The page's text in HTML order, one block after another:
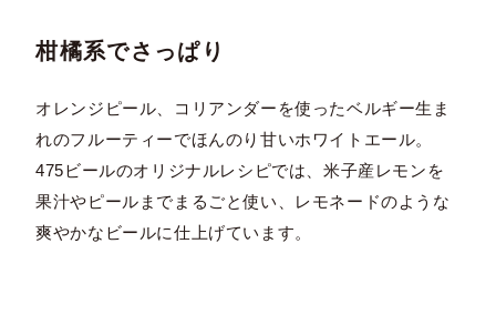
柑橘系でさっぱり
オレンジピール、コリアンダーを使ったベルギー生ま
れのフルーティーでほんのり甘いホワイトエール。
475ビールのオリジナルレシピでは、米子産レモンを
果汁やピールまでまるごと使い、レモネードのような
爽やかなビールに仕上げています。